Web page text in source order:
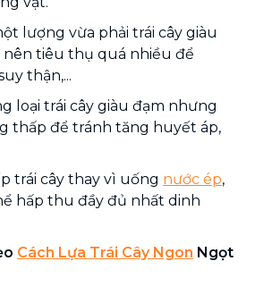
lượng vừa phải trái cây giàu
tiêu thụ quá nhiều để
thận,...
loại trái cây giàu đạm nhưng
thấp để tránh tăng huyết áp,
trái cây thay vì uống nước ép,
hấp thu đầy đủ nhất dinh
Cách Lựa Trái Cây Ngon Ngọt